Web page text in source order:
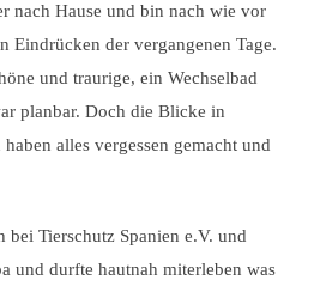
nach Hause und bin nach wie vor
Eindrücken der vergangenen Tage.
und traurige, ein Wechselbad
planbar. Doch die Blicke in
alles vergessen gemacht und
bei Tierschutz Spanien e.V. und
und durfte hautnah miterleben was